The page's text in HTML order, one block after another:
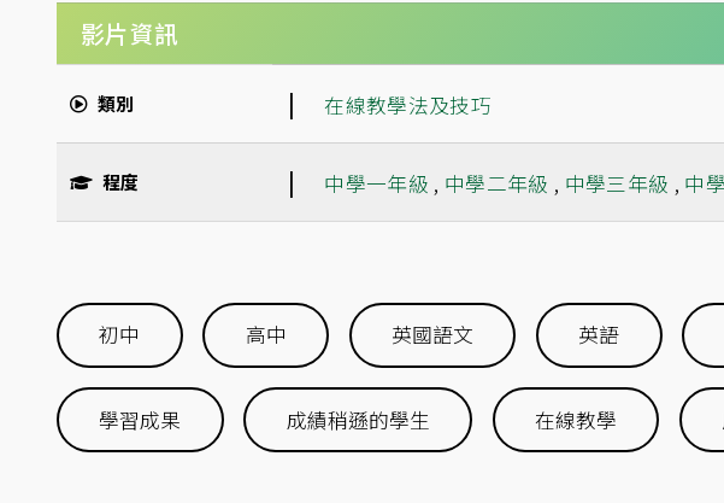
影片資訊
類別 | 在線教學法及技巧
程度 | 中學一年級 , 中學二年級 , 中學三年級 , 中
初中 高中 英國語文 英語
學習成果 成績稍遜的學生 在線教學